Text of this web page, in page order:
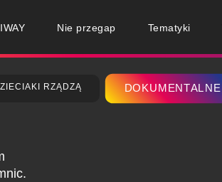
Nie przegap Tematyki
RZĄDZĄ DOKUMENTALNE